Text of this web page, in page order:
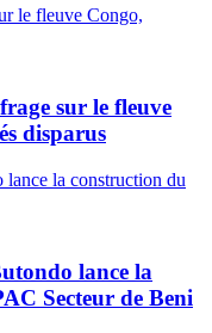
sur le fleuve
disparus
lance la
Secteur de Beni